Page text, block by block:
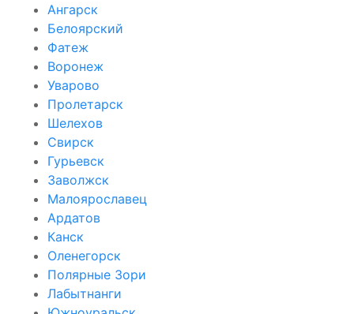
Ангарск
Белоярский
Фатеж
Воронеж
Уварово
Пролетарск
Шелехов
Свирск
Гурьевск
Заволжск
Малоярославец
Ардатов
Канск
Оленегорск
Полярные Зори
Лабытнанги